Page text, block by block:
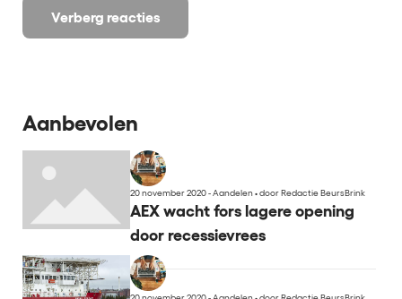
Verberg reacties
Aanbevolen
20 november 2020 - Aandelen•door Redactie BeursBrink
AEX wacht fors lagere opening
door recessievrees